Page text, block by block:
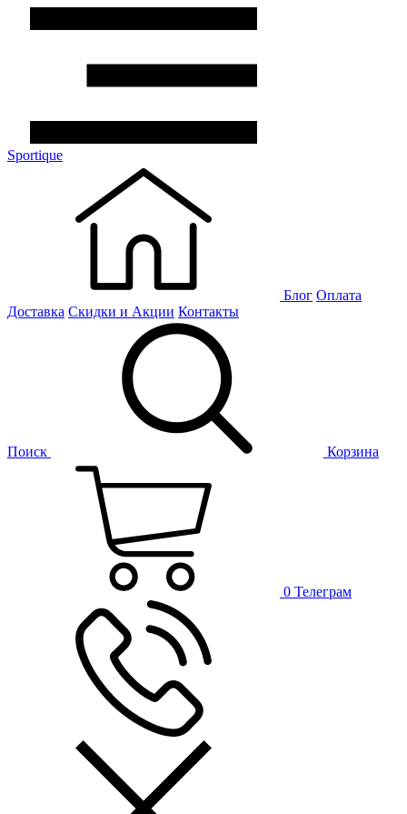
Sportique
Блог Оплата
Доставка Скидки и Акции Контакты
Поиск Корзина
0 Телеграм